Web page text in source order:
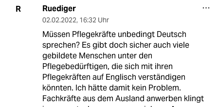
R Ruediger
02.02.2022, 16:32 Uhr
Müssen Pflegekräfte unbedingt Deutsch
sprechen? Es gibt doch sicher auch viele
gebildete Menschen unter den
Pflegebedürftigen, die sich mit ihren
Pflegekräften auf Englisch verständigen
könnten. Ich hätte damit kein Problem.
Fachkräfte aus dem Ausland anwerben klingt